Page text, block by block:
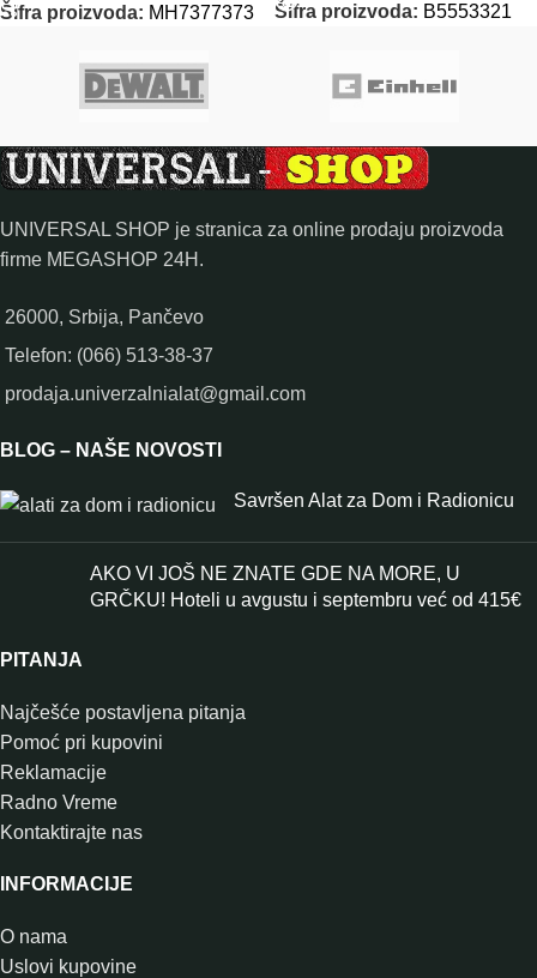
Šifra proizvoda: MH7377373 Šifra proizvoda: B5553321
UNIVERSAL SHOP je stranica za online prodaju proizvoda
firme MEGASHOP 24H.
26000, Srbija, Pančevo
Telefon: (066) 513-38-37
prodaja.univerzalnialat@gmail.com
BLOG – NAŠE NOVOSTI
Savršen Alat za Dom i Radionicu
AKO VI JOŠ NE ZNATE GDE NA MORE, U
GRČKU! Hoteli u avgustu i septembru već od 415€
PITANJA
Najčešće postavljena pitanja
Pomoć pri kupovini
Reklamacije
Radno Vreme
Kontaktirajte nas
INFORMACIJE
O nama
Uslovi kupovine